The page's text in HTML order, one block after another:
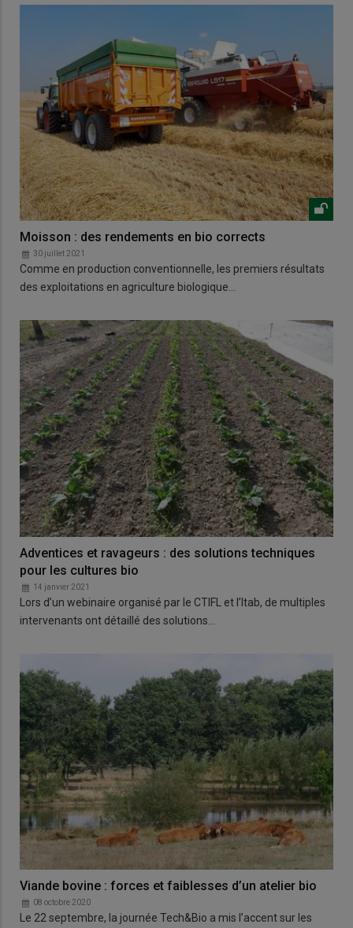
Moisson : des rendements en bio corrects
30 juillet 2021
Comme en production conventionnelle, les premiers résultats
des exploitations en agriculture biologique…
Adventices et ravageurs : des solutions techniques
pour les cultures bio
14 janvier 2021
Lors d’un webinaire organisé par le CTIFL et l’Itab, de multiples
intervenants ont détaillé des solutions…
Viande bovine : forces et faiblesses d’un atelier bio
08 octobre 2020
Le 22 septembre, la journée Tech&Bio a mis l’accent sur les